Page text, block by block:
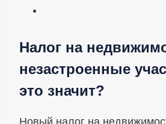
Налог на
незастроенные
это значит?